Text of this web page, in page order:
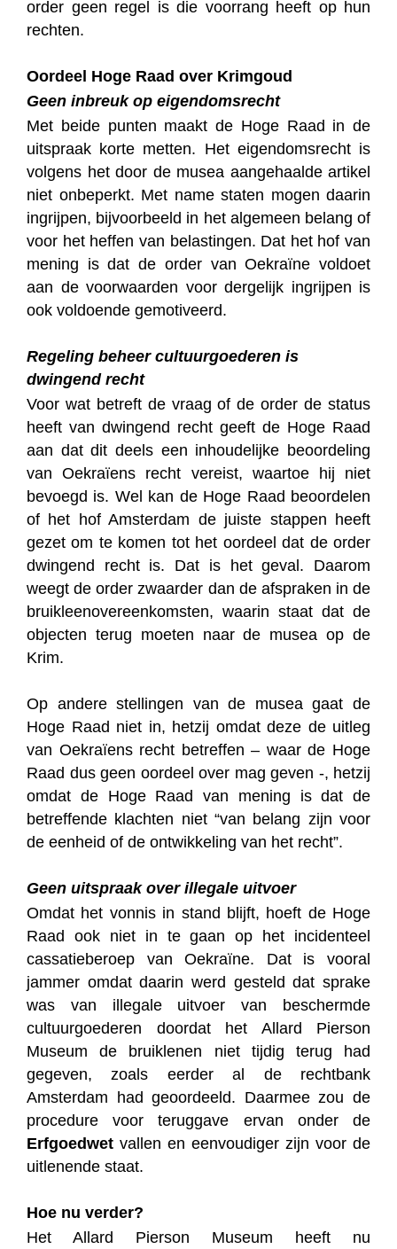
order geen regel is die voorrang heeft op hun
rechten.
Oordeel Hoge Raad over Krimgoud
Geen inbreuk op eigendomsrecht
Met beide punten maakt de Hoge Raad in de
uitspraak korte metten. Het eigendomsrecht is
volgens het door de musea aangehaalde artikel
niet onbeperkt. Met name staten mogen daarin
ingrijpen, bijvoorbeeld in het algemeen belang of
voor het heffen van belastingen. Dat het hof van
mening is dat de order van Oekraïne voldoet
aan de voorwaarden voor dergelijk ingrijpen is
ook voldoende gemotiveerd.
Regeling beheer cultuurgoederen is
dwingend recht
Voor wat betreft de vraag of de order de status
heeft van dwingend recht geeft de Hoge Raad
aan dat dit deels een inhoudelijke beoordeling
van Oekraïens recht vereist, waartoe hij niet
bevoegd is. Wel kan de Hoge Raad beoordelen
of het hof Amsterdam de juiste stappen heeft
gezet om te komen tot het oordeel dat de order
dwingend recht is. Dat is het geval. Daarom
weegt de order zwaarder dan de afspraken in de
bruikleenovereenkomsten, waarin staat dat de
objecten terug moeten naar de musea op de
Krim.
Op andere stellingen van de musea gaat de
Hoge Raad niet in, hetzij omdat deze de uitleg
van Oekraïens recht betreffen – waar de Hoge
Raad dus geen oordeel over mag geven -, hetzij
omdat de Hoge Raad van mening is dat de
betreffende klachten niet “van belang zijn voor
de eenheid of de ontwikkeling van het recht”.
Geen uitspraak over illegale uitvoer
Omdat het vonnis in stand blijft, hoeft de Hoge
Raad ook niet in te gaan op het incidenteel
cassatieberoep van Oekraïne. Dat is vooral
jammer omdat daarin werd gesteld dat sprake
was van illegale uitvoer van beschermde
cultuurgoederen doordat het Allard Pierson
Museum de bruiklenen niet tijdig terug had
gegeven, zoals eerder al de rechtbank
Amsterdam had geoordeeld. Daarmee zou de
procedure voor teruggave ervan onder de
Erfgoedwet vallen en eenvoudiger zijn voor de
uitlenende staat.
Hoe nu verder?
Het Allard Pierson Museum heeft nu